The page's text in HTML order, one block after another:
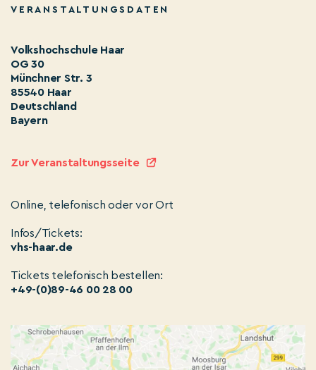
VERANSTALTUNGSDATEN
Volkshochschule Haar
OG 30
Münchner Str. 3
85540 Haar
Deutschland
Bayern
Zur Veranstaltungsseite
Online, telefonisch oder vor Ort
Infos/Tickets:
vhs-haar.de
Tickets telefonisch bestellen:
+49-(0)89-46 00 28 00